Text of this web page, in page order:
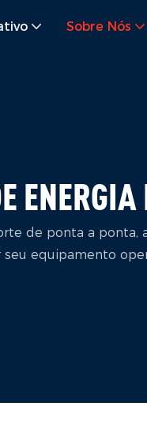
Sobre Nós
ENERGIA
de ponta a ponta,
seu equipamento